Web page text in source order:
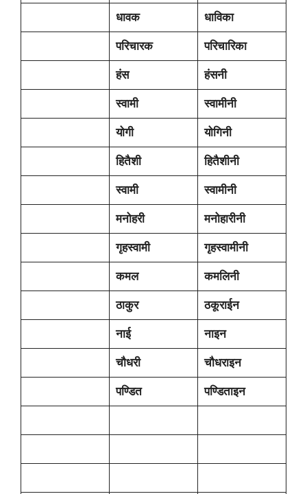
धावक धाविका
परिचारक परिचारिका
हंस हंसनी
स्वामी स्वामीनी
योगी योगिनी
हितैशी हितैशीनी
स्वामी स्वामीनी
मनोहरी मनोहारीनी
गृहस्वामी गृहस्वामीनी
कमल कमलिनी
ठाकुर ठकूराईन
नाई नाइन
चौधरी चौधराइन
पण्डित पण्डिताइन